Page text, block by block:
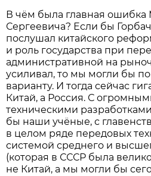
В чём была главная ошибка
Сергеевича? Если бы
послушал китайского
и роль государства при
административной на
усиливал, то мы могли бы
варианту. И тогда сейчас
Китай, а Россия. С
техническими
бы наши учёные, с
в целом ряде передовых
системой среднего и
(которая в СССР была
не Китай, а мы могли бы